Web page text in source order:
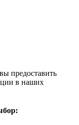
предоставить
в наших